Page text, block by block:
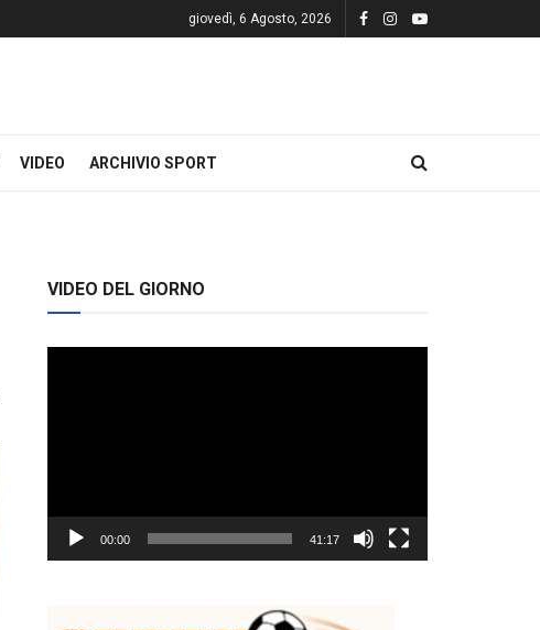
giovedì, 6 Agosto, 2026
VIDEO ARCHIVIO SPORT
VIDEO DEL GIORNO
00:00 41:17